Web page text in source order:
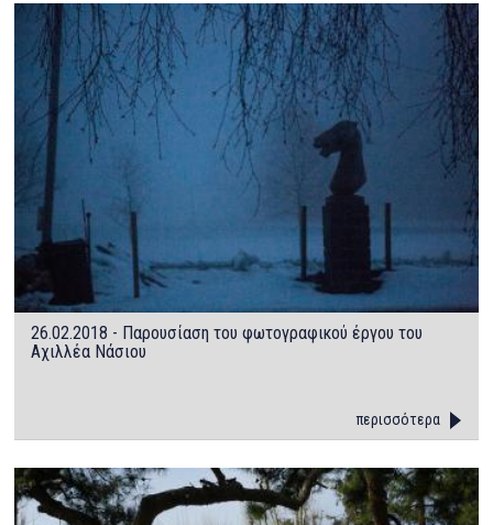
26.02.2018 - Παρουσίαση του φωτογραφικού έργου του
Αχιλλέα Νάσιου
περισσότερα